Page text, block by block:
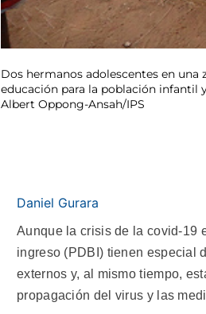
Dos hermanos adolescentes en una
educación para la población infantil
Albert Oppong-Ansah/IPS
Daniel Gurara
Aunque la crisis de la covid-19
ingreso (PDBI) tienen especial
externos y, al mismo tiempo,
propagación del virus y las